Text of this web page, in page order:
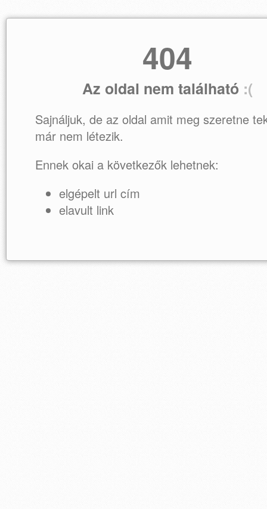
404
Az oldal nem található :(
Sajnáljuk, de az oldal amit meg szeretne
már nem létezik.
Ennek okai a következők lehetnek:
elgépelt url cím
elavult link